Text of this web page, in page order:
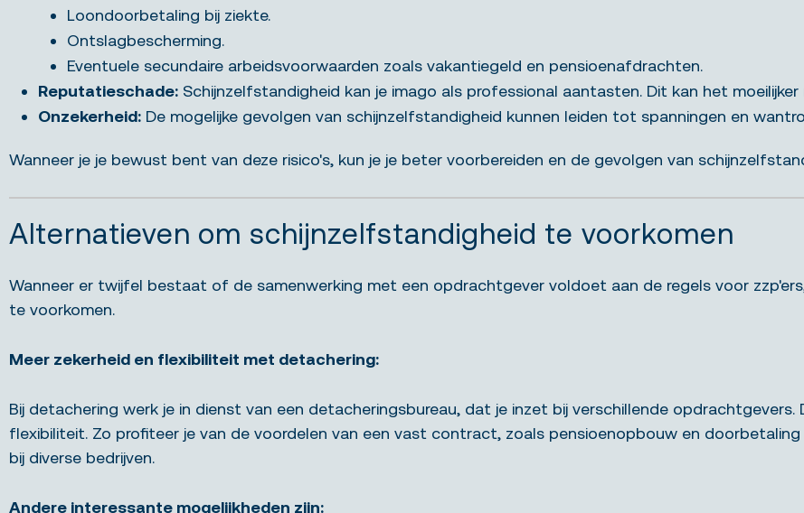
Loondoorbetaling bij ziekte.
Ontslagbescherming.
Eventuele secundaire arbeidsvoorwaarden zoals vakantiegeld en pensioenafdrachten.
Reputatieschade: Schijnzelfstandigheid kan je imago als professional aantasten. Dit kan het
Onzekerheid: De mogelijke gevolgen van schijnzelfstandigheid kunnen leiden tot spanningen en
Wanneer je je bewust bent van deze risico's, kun je je beter voorbereiden en de gevolgen van
Alternatieven om schijnzelfstandigheid te voorkomen
Wanneer er twijfel bestaat of de samenwerking met een opdrachtgever voldoet aan de regels voor
te voorkomen.
Meer zekerheid en flexibiliteit met detachering:
Bij detachering werk je in dienst van een detacheringsbureau, dat je inzet bij verschillende
flexibiliteit. Zo profiteer je van de voordelen van een vast contract, zoals pensioenopbouw en
bij diverse bedrijven.
Andere interessante mogelijkheden zijn: